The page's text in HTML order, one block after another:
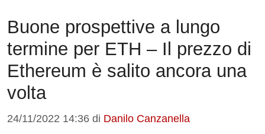
Buone prospettive a lungo
termine per ETH – Il prezzo di
Ethereum è salito ancora una
volta
24/11/2022 14:36 di Danilo Canzanella